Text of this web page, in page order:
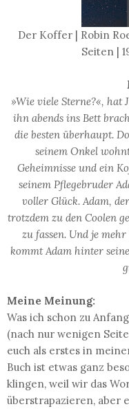
Der Koffer | Robin
Seiten |
»Wie viele Sterne?«,
ihn abends ins Bett
die besten überhaupt.
seinem Onkel
Geheimnisse und ein
seinem Pflegebruder
voller Glück. Adam,
trotzdem zu den Coolen
zu fassen. Und je
kommt Adam hinter
Meine Meinung:
Was ich schon zu
(nach nur wenigen
euch als erstes in
Buch ist etwas ganz
klingen, weil wir das
überstrapazieren, aber